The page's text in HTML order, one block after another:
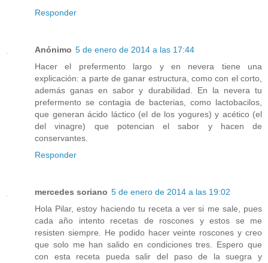
Responder
Anónimo 5 de enero de 2014 a las 17:44
Hacer el prefermento largo y en nevera tiene una
explicación: a parte de ganar estructura, como con el corto,
además ganas en sabor y durabilidad. En la nevera tu
prefermento se contagia de bacterias, como lactobacilos,
que generan ácido láctico (el de los yogures) y acético (el
del vinagre) que potencian el sabor y hacen de
conservantes.
Responder
mercedes soriano 5 de enero de 2014 a las 19:02
Hola Pilar, estoy haciendo tu receta a ver si me sale, pues
cada año intento recetas de roscones y estos se me
resisten siempre. He podido hacer veinte roscones y creo
que solo me han salido en condiciones tres. Espero que
con esta receta pueda salir del paso de la suegra y